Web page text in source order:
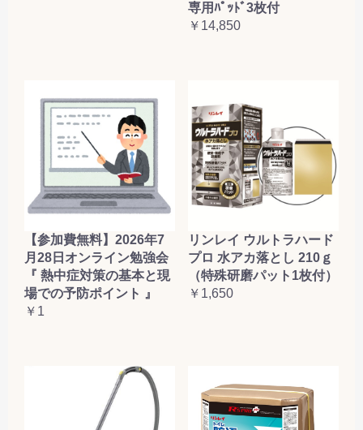
専用ﾊﾟｯﾄﾞ3枚付
￥14,850
【参加費無料】2026年7
月28日オンライン勉強会
『 熱中症対策の基本と現
場での予防ポイント 』
￥1
リンレイ ウルトラハード
プロ 水アカ落とし 210ｇ
（特殊研磨パット1枚付）
￥1,650